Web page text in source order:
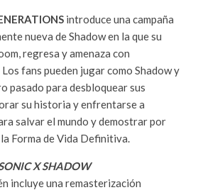
introduce una campaña
nueva de Shadow en la que su
regresa y amenaza con
fans pueden jugar como Shadow y
pasado para desbloquear sus
su historia y enfrentarse a
salvar el mundo y demostrar por
Forma de Vida Definitiva.
X SHADOW
incluye una remasterización